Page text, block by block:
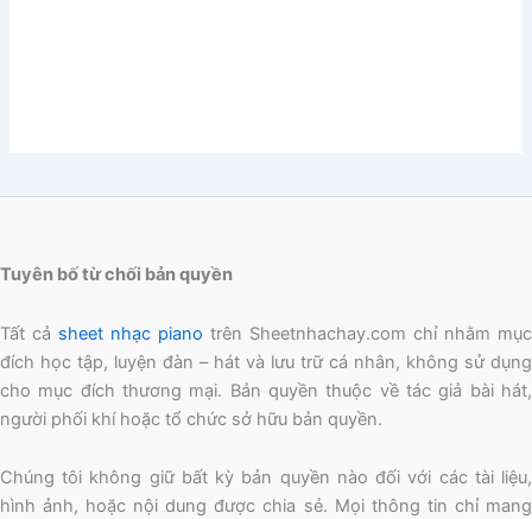
Tuyên bố từ chối bản quyền
Tất cả sheet nhạc piano trên Sheetnhachay.com chỉ nhằm mục
đích học tập, luyện đàn – hát và lưu trữ cá nhân, không sử dụng
cho mục đích thương mại. Bản quyền thuộc về tác giả bài hát,
người phối khí hoặc tổ chức sở hữu bản quyền.
Chúng tôi không giữ bất kỳ bản quyền nào đối với các tài liệu,
hình ảnh, hoặc nội dung được chia sẻ. Mọi thông tin chỉ mang